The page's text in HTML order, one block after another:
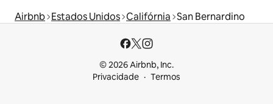
Airbnb Estados Unidos Califórnia San Bernardino
© 2026 Airbnb, Inc.
Privacidade
Termos